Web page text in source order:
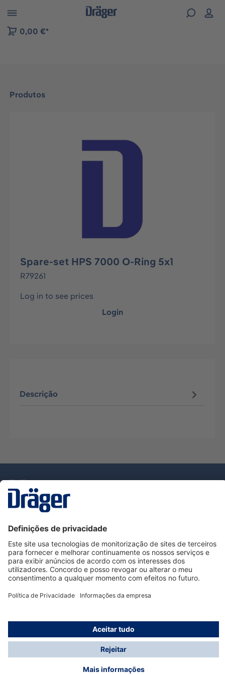
to B2B platform navigation
0,00 €*
Produtos
Ignorar galeria de imagens
Spare-set HPS 7000 O-Ring 5x1
R79261
Log in to see prices
Login
Descrição
Serviço de Apoio ao Cliente Dräger
Utilização da loja
Informações
© Dräger Portugal, Lda, 2024
* Todos os preços excl. IVA mais
possíveis taxas de entrega, se não for indicado o